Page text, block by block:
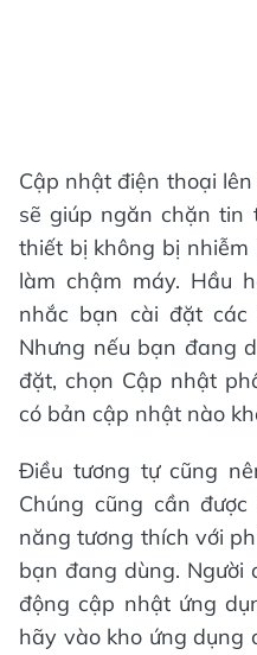
Cập nhật điện thoại
sẽ giúp ngăn chặn tin
thiết bị không bị
làm chậm máy. Hầu
nhắc bạn cài đặt
Nhưng nếu bạn đang
đặt, chọn Cập nhật
có bản cập nhật nào
Điều tương tự cũng
Chúng cũng cần
năng tương thích với
bạn đang dùng. Người
động cập nhật ứng
hãy vào kho ứng dụng